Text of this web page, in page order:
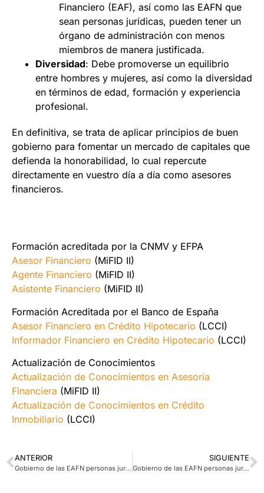
Financiero (EAF), así como las EAFN que
sean personas jurídicas, pueden tener un
órgano de administración con menos
miembros de manera justificada.
Diversidad: Debe promoverse un equilibrio
entre hombres y mujeres, así como la diversidad
en términos de edad, formación y experiencia
profesional.
En definitiva, se trata de aplicar principios de buen
gobierno para fomentar un mercado de capitales que
defienda la honorabilidad, lo cual repercute
directamente en vuestro día a día como asesores
financieros.
Formación acreditada por la CNMV y EFPA
Asesor Financiero (MiFID II)
Agente Financiero (MiFID II)
Asistente Financiero (MiFID II)
Formación Acreditada por el Banco de España
Asesor Financiero en Crédito Hipotecario (LCCI)
Informador Financiero en Crédito Hipotecario (LCCI)
Actualización de Conocimientos
Actualización de Conocimientos en Asesoría
Financiera (MiFID II)
Actualización de Conocimientos en Crédito
Inmobiliario (LCCI)
ANTERIOR
Gobierno de las EAFN personas jurídicas
SIGUIENTE
Gobierno de las EAFN personas jurídicas. Parte 3